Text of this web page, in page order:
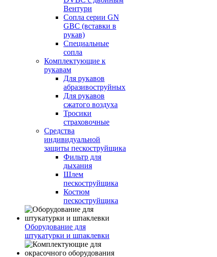
Вентури
Сопла серии GN
GBC (вставки в
рукав)
Специальные
сопла
Комплектующие к
рукавам
Для рукавов
абразивоструйных
Для рукавов
сжатого воздуха
Тросики
страховочные
Средства
индивидуальной
защиты пескоструйщика
Фильтр для
дыхания
Шлем
пескоструйщика
Костюм
пескоструйщика
Оборудование для
штукатурки и шпаклевки